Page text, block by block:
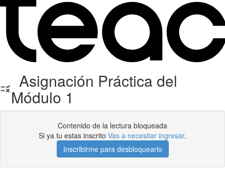
Asignación Práctica del
Módulo 1
Contenido de la lectura bloqueada
Si ya tu estas inscrito Vas a necesitar ingresar.
Inscribirme para desbloquearlo